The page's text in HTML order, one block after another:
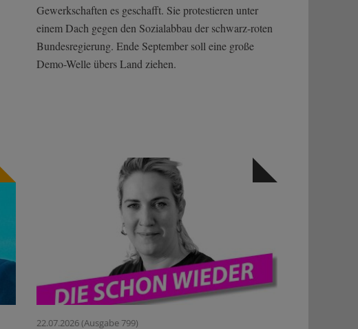
Gewerkschaften es geschafft. Sie protestieren unter
einem Dach gegen den Sozialabbau der schwarz-roten
Bundesregierung. Ende September soll eine große
Demo-Welle übers Land ziehen.
22.07.2026 (Ausgabe 799)